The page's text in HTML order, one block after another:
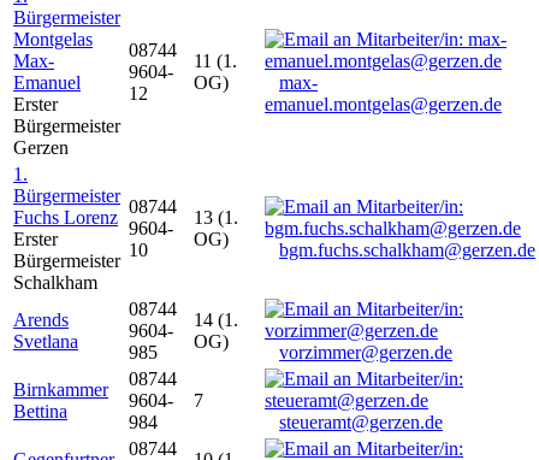
Bürgermeister
Montgelas
Max-
Emanuel
Erster
Bürgermeister
Gerzen
08744
9604-
12
11 (1.
OG)
max-
emanuel.montgelas@gerzen.de
1.
Bürgermeister
Fuchs Lorenz
Erster
Bürgermeister
Schalkham
08744
9604-
10
13 (1.
OG)
bgm.fuchs.schalkham@gerzen.de
Arends
Svetlana
08744
9604-
985
14 (1.
OG)
vorzimmer@gerzen.de
Birnkammer
Bettina
08744
9604-
984
7
steueramt@gerzen.de
08744